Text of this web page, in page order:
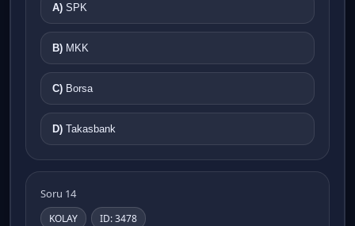
A) SPK
B) MKK
C) Borsa
D) Takasbank
Soru 14
KOLAY ID: 3478